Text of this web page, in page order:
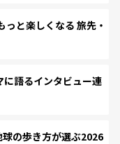
と楽しくなる 旅先・
語るインタビュー連
の歩き方が選ぶ2026